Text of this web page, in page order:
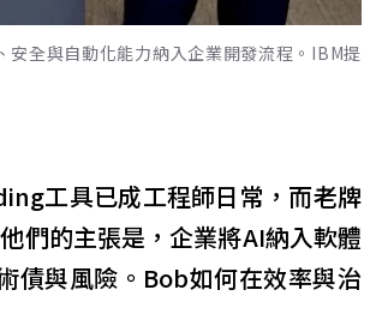
全與自動化能力納入企業開發流程。IBM提
工具已成工程師日常，而老牌
們的主張是，企業將AI納入軟體
債與風險。Bob如何在效率與治